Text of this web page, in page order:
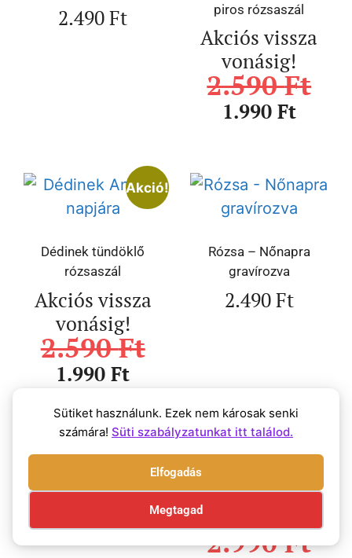
Sütiket használunk. Ezek nem károsak senki
számára! Süti szabályzatunkat itt találod.
Elfogadás
Megtagad
2.490Ft
piros rózsaszál
Akciós vissza
vonásig!
2.590Ft
1.990 Ft
Akció!
Dédinek tündöklő
rózsaszál
Akciós vissza
vonásig!
2.590Ft
1.990Ft
Rózsa – Nőnapra
gravírozva
2.490Ft
Rózsa – Nőnapra
Rózsa – Szeretettel
2.990Ft